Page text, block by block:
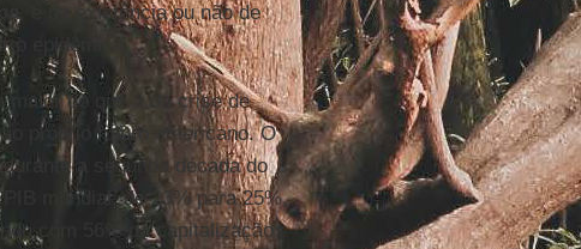
, e da existência ou não de
epidêmico.
maior do que a da crise de
próprio futuro americano. O
a segunda década do
mundial, de 23% para 25%,
com 56% da capitalização